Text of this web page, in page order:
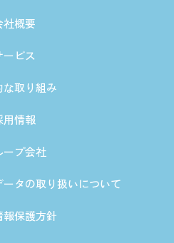
社概要
ービス
な取り組み
用情報
ープ会社
タの取り扱いについて
報保護方針